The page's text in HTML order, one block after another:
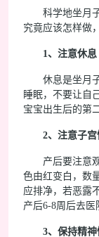
科学地坐月
究竟应该怎样做
1、注意休息
休息是坐月
睡眠，不要让自
宝宝出生后的第
2、注意子
产后要注意
色由红变白，数
应排净，若恶露
产后6-8周后去医
3、保持精神